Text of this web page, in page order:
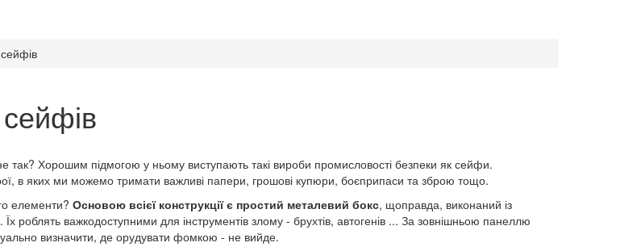
Хорошим підмогою у ньому виступають такі вироби промисловості безпеки як сейфи.
в яких ми можемо тримати важливі папери, грошові купюри, боєприпаси та зброю тощо.
елементи? Основою всієї конструкції є простий металевий бокс, щоправда, виконаний із
. Їх роблять важкодоступними для інструментів злому - брухтів, автогенів ... За зовнішньою панеллю
визначити, де орудувати фомкою - не вийде.